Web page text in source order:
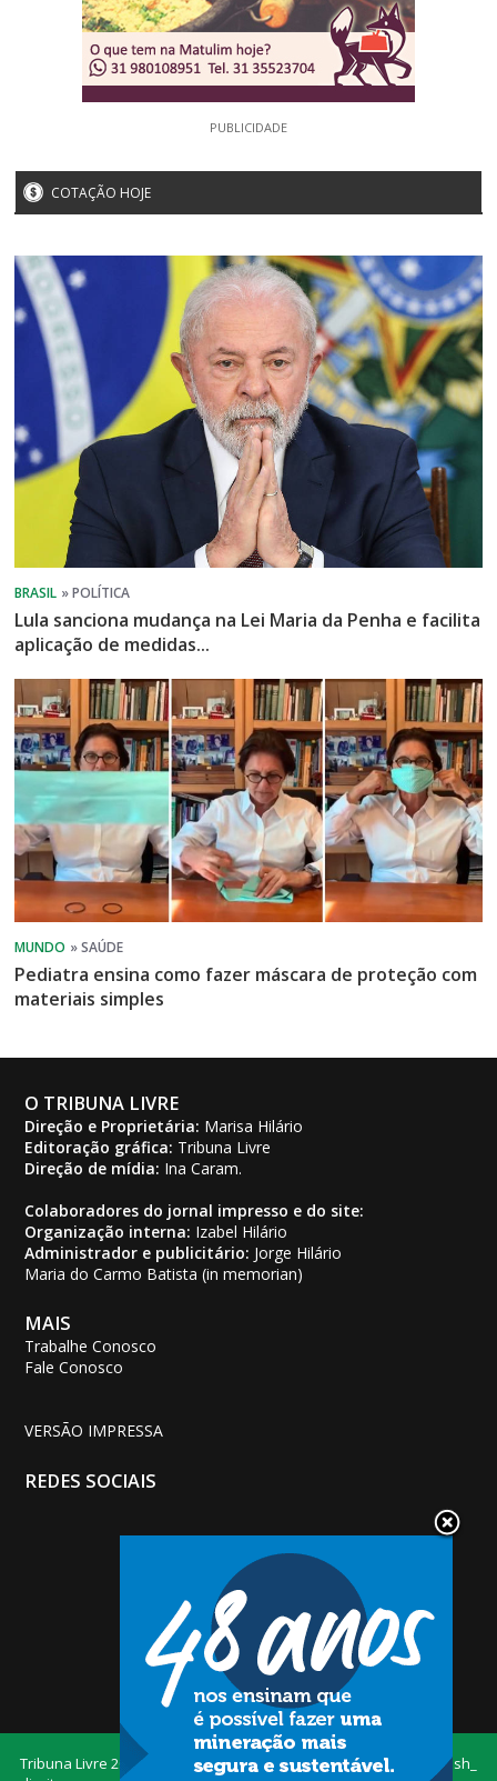
PUBLICIDADE
COTAÇÃO HOJE
Lula sanciona mudança na Lei Maria da Penha e facilita
aplicação de medidas...
Pediatra ensina como fazer máscara de proteção com
materiais simples
O TRIBUNA LIVRE
Direção e Proprietária: Marisa Hilário
Editoração gráfica: Tribuna Livre
Direção de mídia: Ina Caram.
Colaboradores do jornal impresso e do site:
Organização interna: Izabel Hilário
Administrador e publicitário: Jorge Hilário
Maria do Carmo Batista (in memorian)
MAIS
Trabalhe Conosco
Fale Conosco
VERSÃO IMPRESSA
REDES SOCIAIS
Tribuna Livre 2026 — Todos os
Desenvolvido por Dash_